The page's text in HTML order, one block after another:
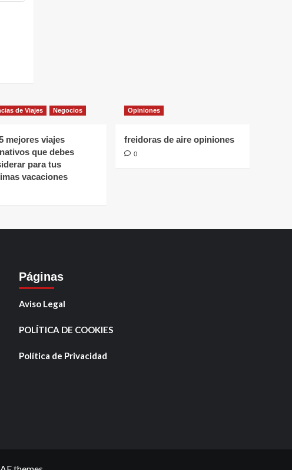
de Viajes Negocios
mejores viajes
que debes
para tus
vacaciones
Opiniones
freidoras de aire opiniones
0
Páginas
Aviso Legal
POLÍTICA DE COOKIES
Política de Privacidad